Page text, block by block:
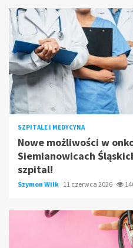
SZPITALE I MEDYCYNA
Nowe możliwości w
Siemianowicach
szpital!
Szymon Wilk 11 czerwca 2026